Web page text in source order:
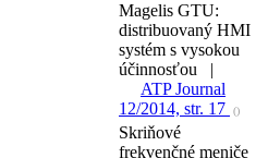
Magelis GTU:
distribuovaný HMI
systém s vysokou
účinnosťou |
ATP Journal
12/2014, str. 17
()
Skriňové
frekvenčné meniče